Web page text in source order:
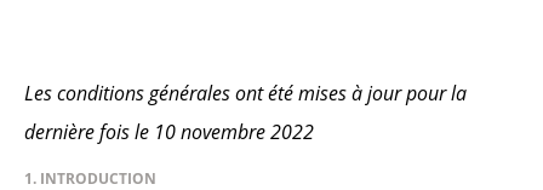
Les conditions générales ont été mises à jour pour la
dernière fois le 10 novembre 2022
1. INTRODUCTION